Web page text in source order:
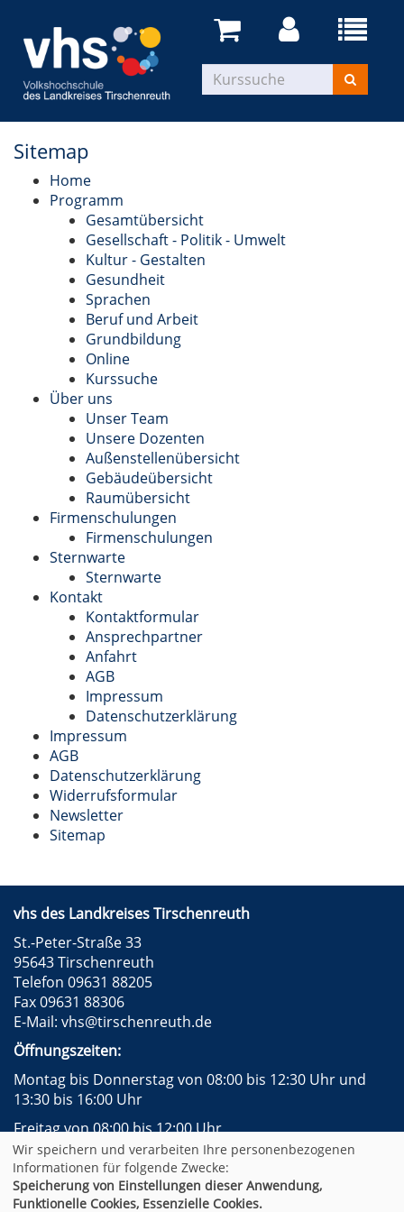
Sitemap
Home
Programm
Gesamtübersicht
Gesellschaft - Politik - Umwelt
Kultur - Gestalten
Gesundheit
Sprachen
Beruf und Arbeit
Grundbildung
Online
Kurssuche
Über uns
Unser Team
Unsere Dozenten
Außenstellenübersicht
Gebäudeübersicht
Raumübersicht
Firmenschulungen
Firmenschulungen
Sternwarte
Sternwarte
Kontakt
Kontaktformular
Ansprechpartner
Anfahrt
AGB
Impressum
Datenschutzerklärung
Impressum
AGB
Datenschutzerklärung
Widerrufsformular
Newsletter
Sitemap
vhs des Landkreises Tirschenreuth
St.-Peter-Straße 33
95643 Tirschenreuth
Telefon 09631 88205
Fax 09631 88306
E-Mail: vhs@tirschenreuth.de
Öffnungszeiten:
Montag bis Donnerstag von 08:00 bis 12:30 Uhr und
13:30 bis 16:00 Uhr
Freitag von 08:00 bis 12:00 Uhr
Facebook
Instagram
Impressum
AGB
Datenschutzerklärung
Widerrufsformular
Newsletter
Sitemap
Wir speichern und verarbeiten Ihre personenbezogenen
Informationen für folgende Zwecke:
Speicherung von Einstellungen dieser Anwendung,
Funktionelle Cookies, Essenzielle Cookies.